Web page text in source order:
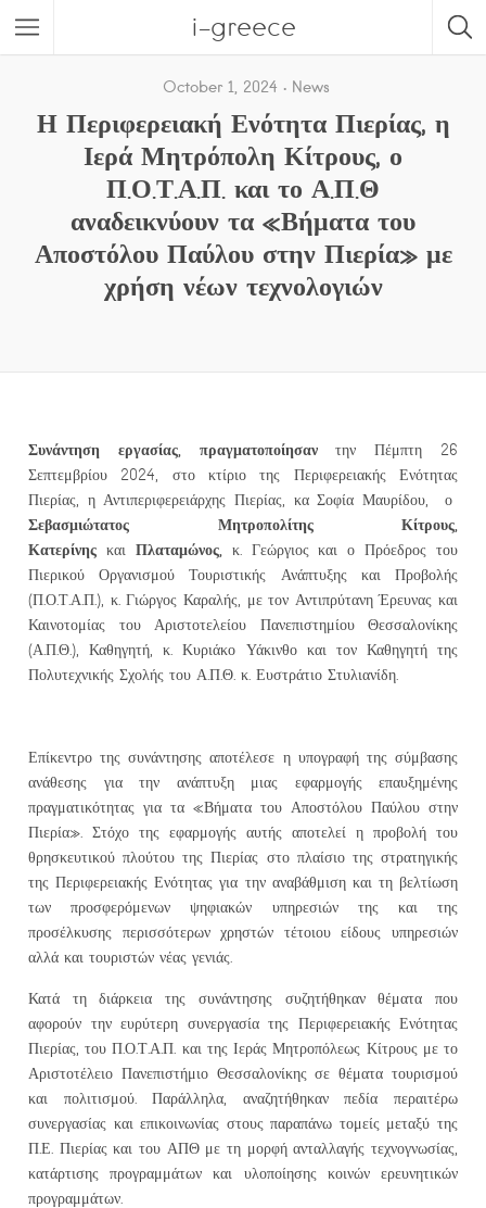
i-greece
October 1, 2024 News
Η Περιφερειακή Ενότητα Πιερίας, η
Ιερά Μητρόπολη Κίτρους, ο
Π.Ο.Τ.Α.Π. και το Α.Π.Θ
αναδεικνύουν τα «Βήματα του
Αποστόλου Παύλου στην Πιερία» με
χρήση νέων τεχνολογιών
Συνάντηση εργασίας, πραγματοποίησαντην Πέμπτη 26
Σεπτεμβρίου 2024, στο κτίριο της Περιφερειακής Ενότητας
Πιερίας, η Αντιπεριφερειάρχης Πιερίας, κα Σοφία Μαυρίδου, ο
Σεβασμιώτατος Μητροπολίτης Κίτρους,
Κατερίνης και Πλαταμώνος, κ. Γεώργιος και ο Πρόεδρος του
Πιερικού Οργανισμού Τουριστικής Ανάπτυξης και Προβολής
(Π.Ο.Τ.Α.Π.), κ. Γιώργος Καραλής, με τον Αντιπρύτανη Έρευνας και
Καινοτομίας του Αριστοτελείου Πανεπιστημίου Θεσσαλονίκης
(Α.Π.Θ.), Καθηγητή, κ. Κυριάκο Υάκινθο και τον Καθηγητή της
Πολυτεχνικής Σχολής του Α.Π.Θ. κ. Ευστράτιο Στυλιανίδη.
Επίκεντρο της συνάντησης αποτέλεσε η υπογραφή της σύμβασης
ανάθεσης για την ανάπτυξη μιας εφαρμογής επαυξημένης
πραγματικότητας για τα «Βήματα του Αποστόλου Παύλου στην
Πιερία». Στόχο της εφαρμογής αυτής αποτελεί η προβολή του
θρησκευτικού πλούτου της Πιερίας στο πλαίσιο της στρατηγικής
της Περιφερειακής Ενότητας για την αναβάθμιση και τη βελτίωση
των προσφερόμενων ψηφιακών υπηρεσιών της και της
προσέλκυσης περισσότερων χρηστών τέτοιου είδους υπηρεσιών
αλλά και τουριστών νέας γενιάς.
Κατά τη διάρκεια της συνάντησης συζητήθηκαν θέματα που
αφορούν την ευρύτερη συνεργασία της Περιφερειακής Ενότητας
Πιερίας, του Π.Ο.Τ.Α.Π. και της Ιεράς Μητροπόλεως Κίτρους με το
Αριστοτέλειο Πανεπιστήμιο Θεσσαλονίκης σε θέματα τουρισμού
και πολιτισμού. Παράλληλα, αναζητήθηκαν πεδία περαιτέρω
συνεργασίας και επικοινωνίας στους παραπάνω τομείς μεταξύ της
Π.Ε. Πιερίας και του ΑΠΘ με τη μορφή ανταλλαγής τεχνογνωσίας,
κατάρτισης προγραμμάτων και υλοποίησης κοινών ερευνητικών
προγραμμάτων.